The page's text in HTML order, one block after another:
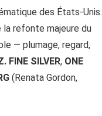
des États-Unis.
la refonte majeure du
— plumage, regard,
FINE SILVER, ONE
(Renata Gordon,